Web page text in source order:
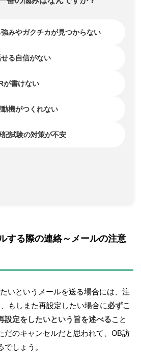
する際の連絡～メールの注意
いというメールを送る場合には、注
もしまた再設定したい場合に必ずこ
設定をしたいという旨を述べること
だのキャンセルだと思われて、OB訪
しょう。